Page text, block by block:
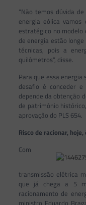
“Não temos dúvida
energia eólica
estratégico no
de energia estão
técnicas, pois a
quilômetros”, disse.
Para que essa
desafio é conceder
depende da obtenção
de patrimônio
aprovação do PLS 654.
Risco de racionar, hoje,
Com
transmissão elétrica
que já chega a 5
racionamento de
ministro Eduardo